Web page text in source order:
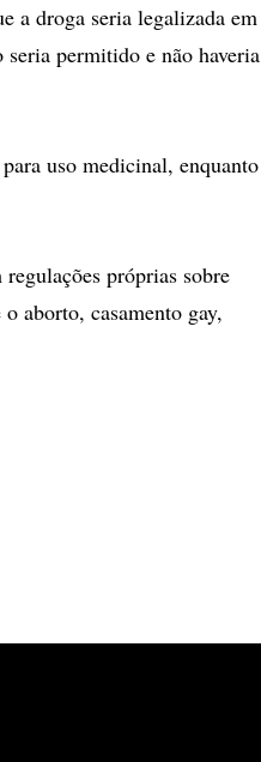
a droga seria legalizada em
permitido e não haveria
uso medicinal, enquanto
próprias sobre
aborto, casamento gay,